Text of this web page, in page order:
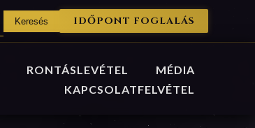
IDŐPONT FOGLALÁS
RONTÁSLEVÉTEL
MÉDIA
KAPCSOLATFELVÉTEL